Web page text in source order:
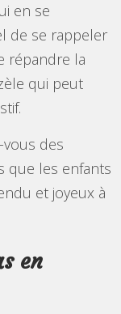
en se
de se rappeler
répandre la
qui peut
vous des
que les enfants
et joyeux à
en